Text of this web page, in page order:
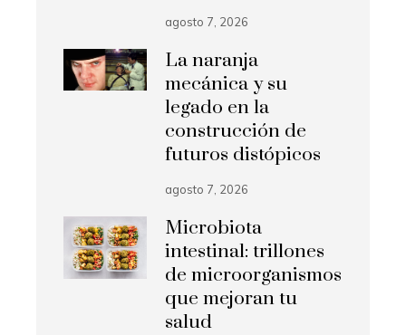
agosto 7, 2026
La naranja
mecánica y su
legado en la
construcción de
futuros distópicos
agosto 7, 2026
Microbiota
intestinal: trillones
de microorganismos
que mejoran tu
salud